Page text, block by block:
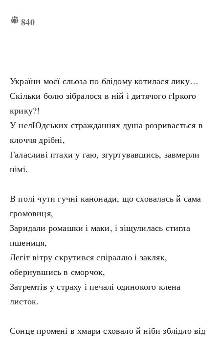
840
України моєї сльоза по блідому котилася лику…
Скільки болю зібралося в ній і дитячого гІркого
крику?!
У нелЮдських стражданнях душа розривається в
клоччя дрібні,
Галасливі птахи у гаю, згуртувавшись, завмерли
німі.
В полі чути гучні канонади, що сховалась й сама
громовиця,
Заридали ромашки і маки, і зіщулилась стигла
пшениця,
Легіт вітру скрутився спіраллю і закляк,
обернувшись в сморчок,
Затремтів у страху і печалі одинокого клена
листок.
Сонце промені в хмари сховало й ніби зблідло від